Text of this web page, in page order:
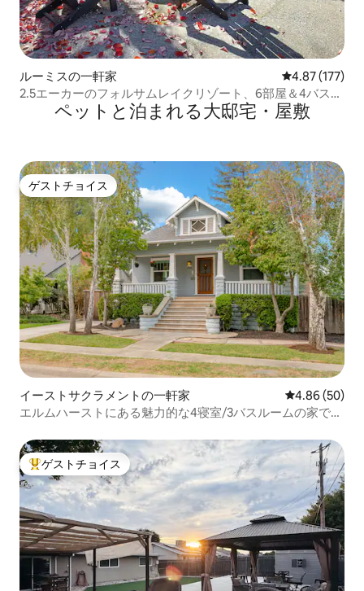
ルーミスの一軒家 レビュー177
4.87 (177)
2.5エーカーのフォルサムレイクリゾート、6部屋＆4バスル
ペットと泊まれる大邸宅・屋敷
ゲストチョイス
ゲストチョイス
イーストサクラメントの一軒家 レビュー50
4.86 (50)
エルムハーストにある魅力的な4寝室/3バスルームの家で
大好評のゲストチョイスです。
ゲストチョイス